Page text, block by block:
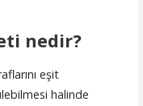
nedir?
eşit
halinde